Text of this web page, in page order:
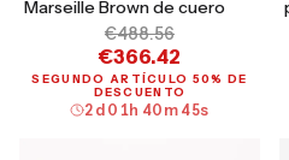
Marseille Brown de cuero
€488.56
€366.42
SEGUNDO ARTÍCULO 50% DE
DESCUENTO
2 d 01h 40 m 44s